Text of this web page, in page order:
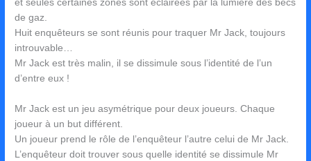
et seules certaines zones sont éclairées par la lumière des becs
de gaz.
Huit enquêteurs se sont réunis pour traquer Mr Jack, toujours
introuvable…
Mr Jack est très malin, il se dissimule sous l’identité de l’un
d’entre eux !
Mr Jack est un jeu asymétrique pour deux joueurs. Chaque
joueur à un but différent.
Un joueur prend le rôle de l’enquêteur l’autre celui de Mr Jack.
L’enquêteur doit trouver sous quelle identité se dissimule Mr